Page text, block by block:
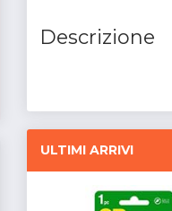
Descrizione
ULTIMI ARRIVI